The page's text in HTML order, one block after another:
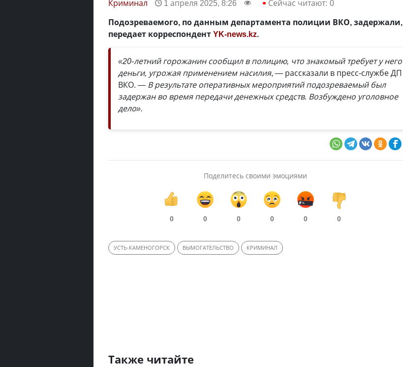
Криминал 1 апреля 2025, 8:26 Сейчас читают: 0
Подозреваемого, по данным департамента полиции ВКО, задержали,
передает корреспондентYK-news.kz.
«20-летний горожанин сообщил в полицию, что знакомый требует у него
деньги, угрожая применением насилия, — рассказали в пресс-службе ДП
ВКО. — В результате оперативных мероприятий подозреваемый был
задержан во время передачи денежных средств. Возбуждено уголовное
дело».
Поделитесь своими эмоциями
0 0 0 0 0 0
УСТЬ-КАМЕНОГОРСК ВЫМОГАТЕЛЬСТВО КРИМИНАЛ
Также читайте